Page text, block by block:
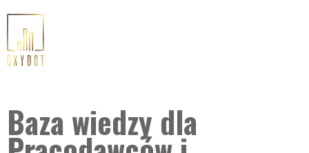
Baza wiedzy dla